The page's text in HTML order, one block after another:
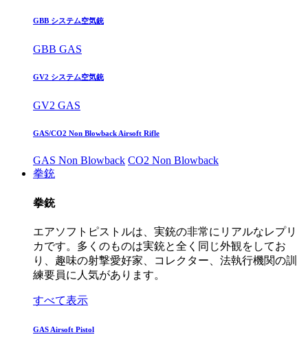
GBB システム空気銃
GBB GAS
GV2 システム空気銃
GV2 GAS
GAS/CO2 Non Blowback Airsoft Rifle
GAS Non Blowback CO2 Non Blowback
拳銃
拳銃
エアソフトピストルは、実銃の非常にリアルなレプリ
カです。多くのものは実銃と全く同じ外観をしてお
り、趣味の射撃愛好家、コレクター、法執行機関の訓
練要員に人気があります。
すべて表示
GAS Airsoft Pistol